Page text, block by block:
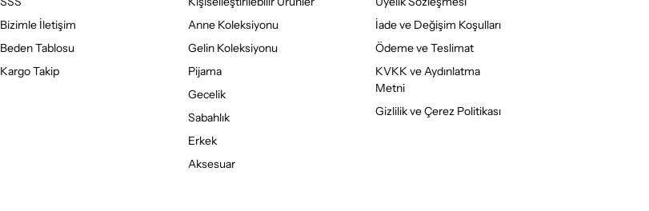
Bizimle İletişim
Beden Tablosu
Kargo Takip
Anne Koleksiyonu
Gelin Koleksiyonu
Pijama
Gecelik
Sabahlık
Erkek
Aksesuar
İade ve Değişim Koşulları
Ödeme ve Teslimat
KVKK ve Aydınlatma
Metni
Gizlilik ve Çerez Politikası